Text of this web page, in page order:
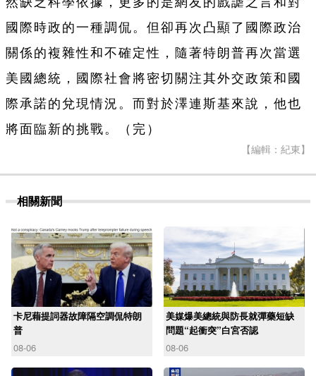
國際時政的一種調侃。但卻再次凸顯了國際政治
關係的複雜性和不確定性，隨著特朗普再次當選
美國總統，國際社會將密切關注其外交政策和國
際承諾的兌現情況。而對於澤連斯基來說，他也
將面臨新的挑戰。（完）
【編輯：紀東】
相關新聞
卡尼藉提詞器故障隔空調侃特朗
普
08-06
美媒爆美總統與防長就彈藥短缺
問題“起衝突”白宮否認
08-06